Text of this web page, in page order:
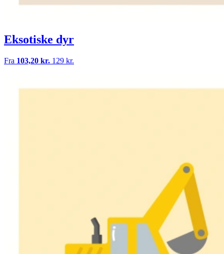
Eksotiske dyr
Fra 103,20 kr. 129 kr.